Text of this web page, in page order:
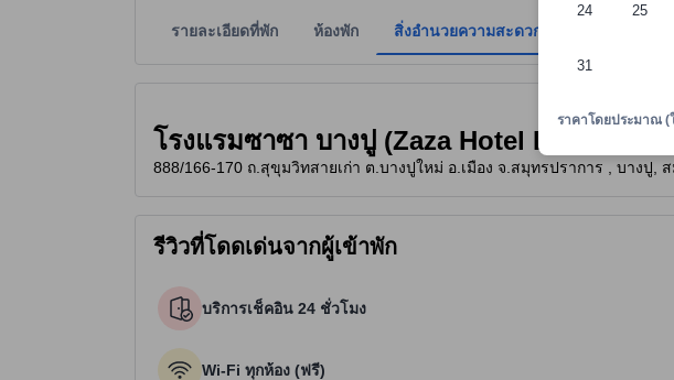
24 25
31
ราคาโดยประมาณ (
รายละเอียดที่พัก ห้องพัก สิ่งอำนวยความสะดวก
โรงแรมซาซา บางปู (Zaza Hotel Bangpoo)
888/166-170 ถ.สุขุมวิทสายเก่า ต.บางปูใหม่ อ.เมือง จ.สมุทรปราการ , บางปู,
รีวิวที่โดดเด่นจากผู้เข้าพัก
บริการเช็คอิน 24 ชั่วโมง
Wi-Fi ทุกห้อง (ฟรี)